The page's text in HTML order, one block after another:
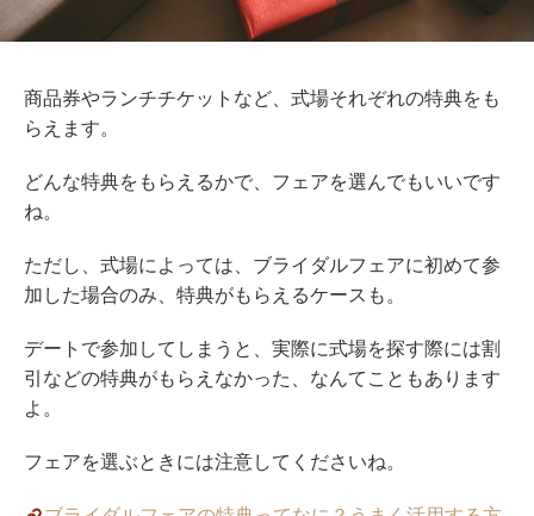
商品券やランチチケットなど、式場それぞれの特典をも
らえます。
どんな特典をもらえるかで、フェアを選んでもいいです
ね。
ただし、式場によっては、ブライダルフェアに初めて参
加した場合のみ、特典がもらえるケースも。
デートで参加してしまうと、実際に式場を探す際には割
引などの特典がもらえなかった、なんてこともあります
よ。
フェアを選ぶときには注意してくださいね。